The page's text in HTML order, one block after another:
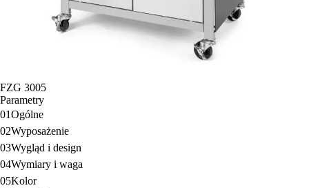
FZG 3005
Parametry
01Ogólne
02Wyposażenie
03Wygląd i design
04Wymiary i waga
05Kolor